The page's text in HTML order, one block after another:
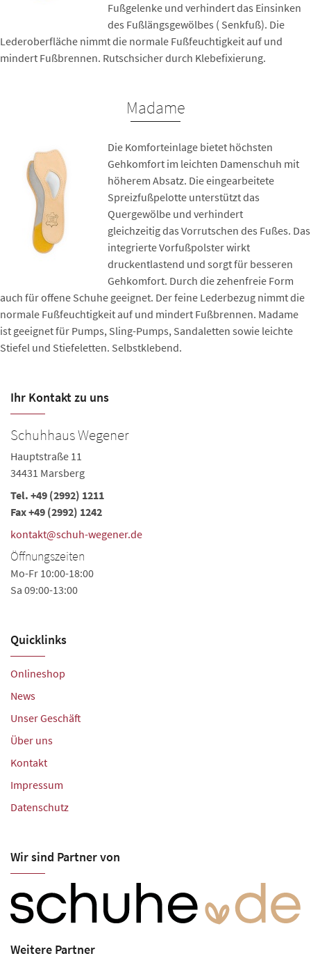
Fußgelenke und verhindert das Einsinken
des Fußlängsgewölbes ( Senkfuß). Die
Lederoberfläche nimmt die normale Fußfeuchtigkeit auf und
mindert Fußbrennen. Rutschsicher durch Klebefixierung.
Madame
Die Komforteinlage bietet höchsten
Gehkomfort im leichten Damenschuh mit
höherem Absatz. Die eingearbeitete
Spreizfußpelotte unterstützt das
Quergewölbe und verhindert
gleichzeitig das Vorrutschen des Fußes. Das
integrierte Vorfußpolster wirkt
druckentlastend und sorgt für besseren
Gehkomfort. Durch die zehenfreie Form
auch für offene Schuhe geeignet. Der feine Lederbezug nimmt die
normale Fußfeuchtigkeit auf und mindert Fußbrennen. Madame
ist geeignet für Pumps, Sling-Pumps, Sandaletten sowie leichte
Stiefel und Stiefeletten. Selbstklebend.
Ihr Kontakt zu uns
Schuhhaus Wegener
Hauptstraße 11
34431 Marsberg
Tel. +49 (2992) 1211
Fax +49 (2992) 1242
kontakt@schuh-wegener.de
Öffnungszeiten
Mo-Fr 10:00-18:00
Sa 09:00-13:00
Quicklinks
Onlineshop
News
Unser Geschäft
Über uns
Kontakt
Impressum
Datenschutz
Wir sind Partner von
Weitere Partner